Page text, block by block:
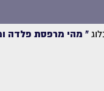
» מהי מרפסת פלדה